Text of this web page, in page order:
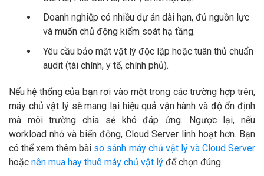
Doanh nghiệp có nhiều dự án dài hạn, đủ nguồn lực
và muốn chủ động kiểm soát hạ tầng.
Yêu cầu bảo mật vật lý độc lập hoặc tuân thủ chuẩn
audit (tài chính, y tế, chính phủ).
Nếu hệ thống của bạn rơi vào một trong các trường hợp trên,
máy chủ vật lý sẽ mang lại hiệu quả vận hành và độ ổn định
mà môi trường chia sẻ khó đáp ứng. Ngược lại, nếu
workload nhỏ và biến động, Cloud Server linh hoạt hơn. Bạn
có thể xem thêm bài so sánh máy chủ vật lý và Cloud Server
hoặc nên mua hay thuê máy chủ vật lý để chọn đúng.